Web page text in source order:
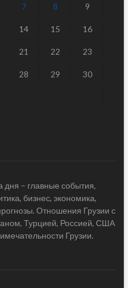
7 8 9
14 15 16
21 22 23
28 29 30
дня – главные события,
бизнес, экономика,
Отношения Грузии с
Турцией, Россией, США
Грузии.